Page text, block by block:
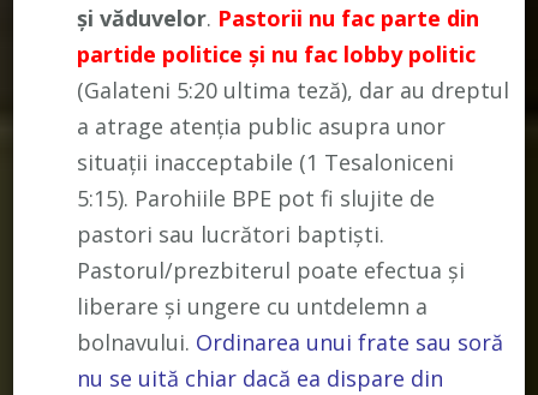
și văduvelor. Pastorii nu fac parte din
partide politice și nu fac lobby politic
(Galateni 5:20 ultima teză), dar au dreptul
a atrage atenția public asupra unor
situații inacceptabile (1 Tesaloniceni
5:15). Parohiile BPE pot fi slujite de
pastori sau lucrători baptiști.
Pastorul/prezbiterul poate efectua și
liberare și ungere cu untdelemn a
bolnavului. Ordinarea unui frate sau soră
nu se uită chiar dacă ea dispare din